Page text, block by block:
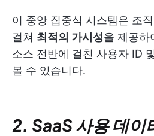
이 중앙 집중식 시스템은 조
걸쳐 최적의 가시성을 제공하
소스 전반에 걸친 사용자 ID
볼 수 있습니다.
2. SaaS 사용 데이